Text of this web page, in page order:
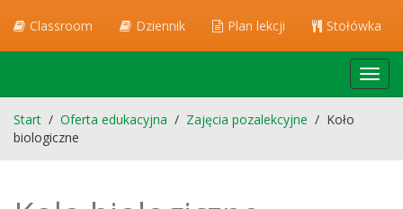
Classroom Dziennik Plan lekcji Stołówka
Start / Oferta edukacyjna / Zajęcia pozalekcyjne / Koło
biologiczne